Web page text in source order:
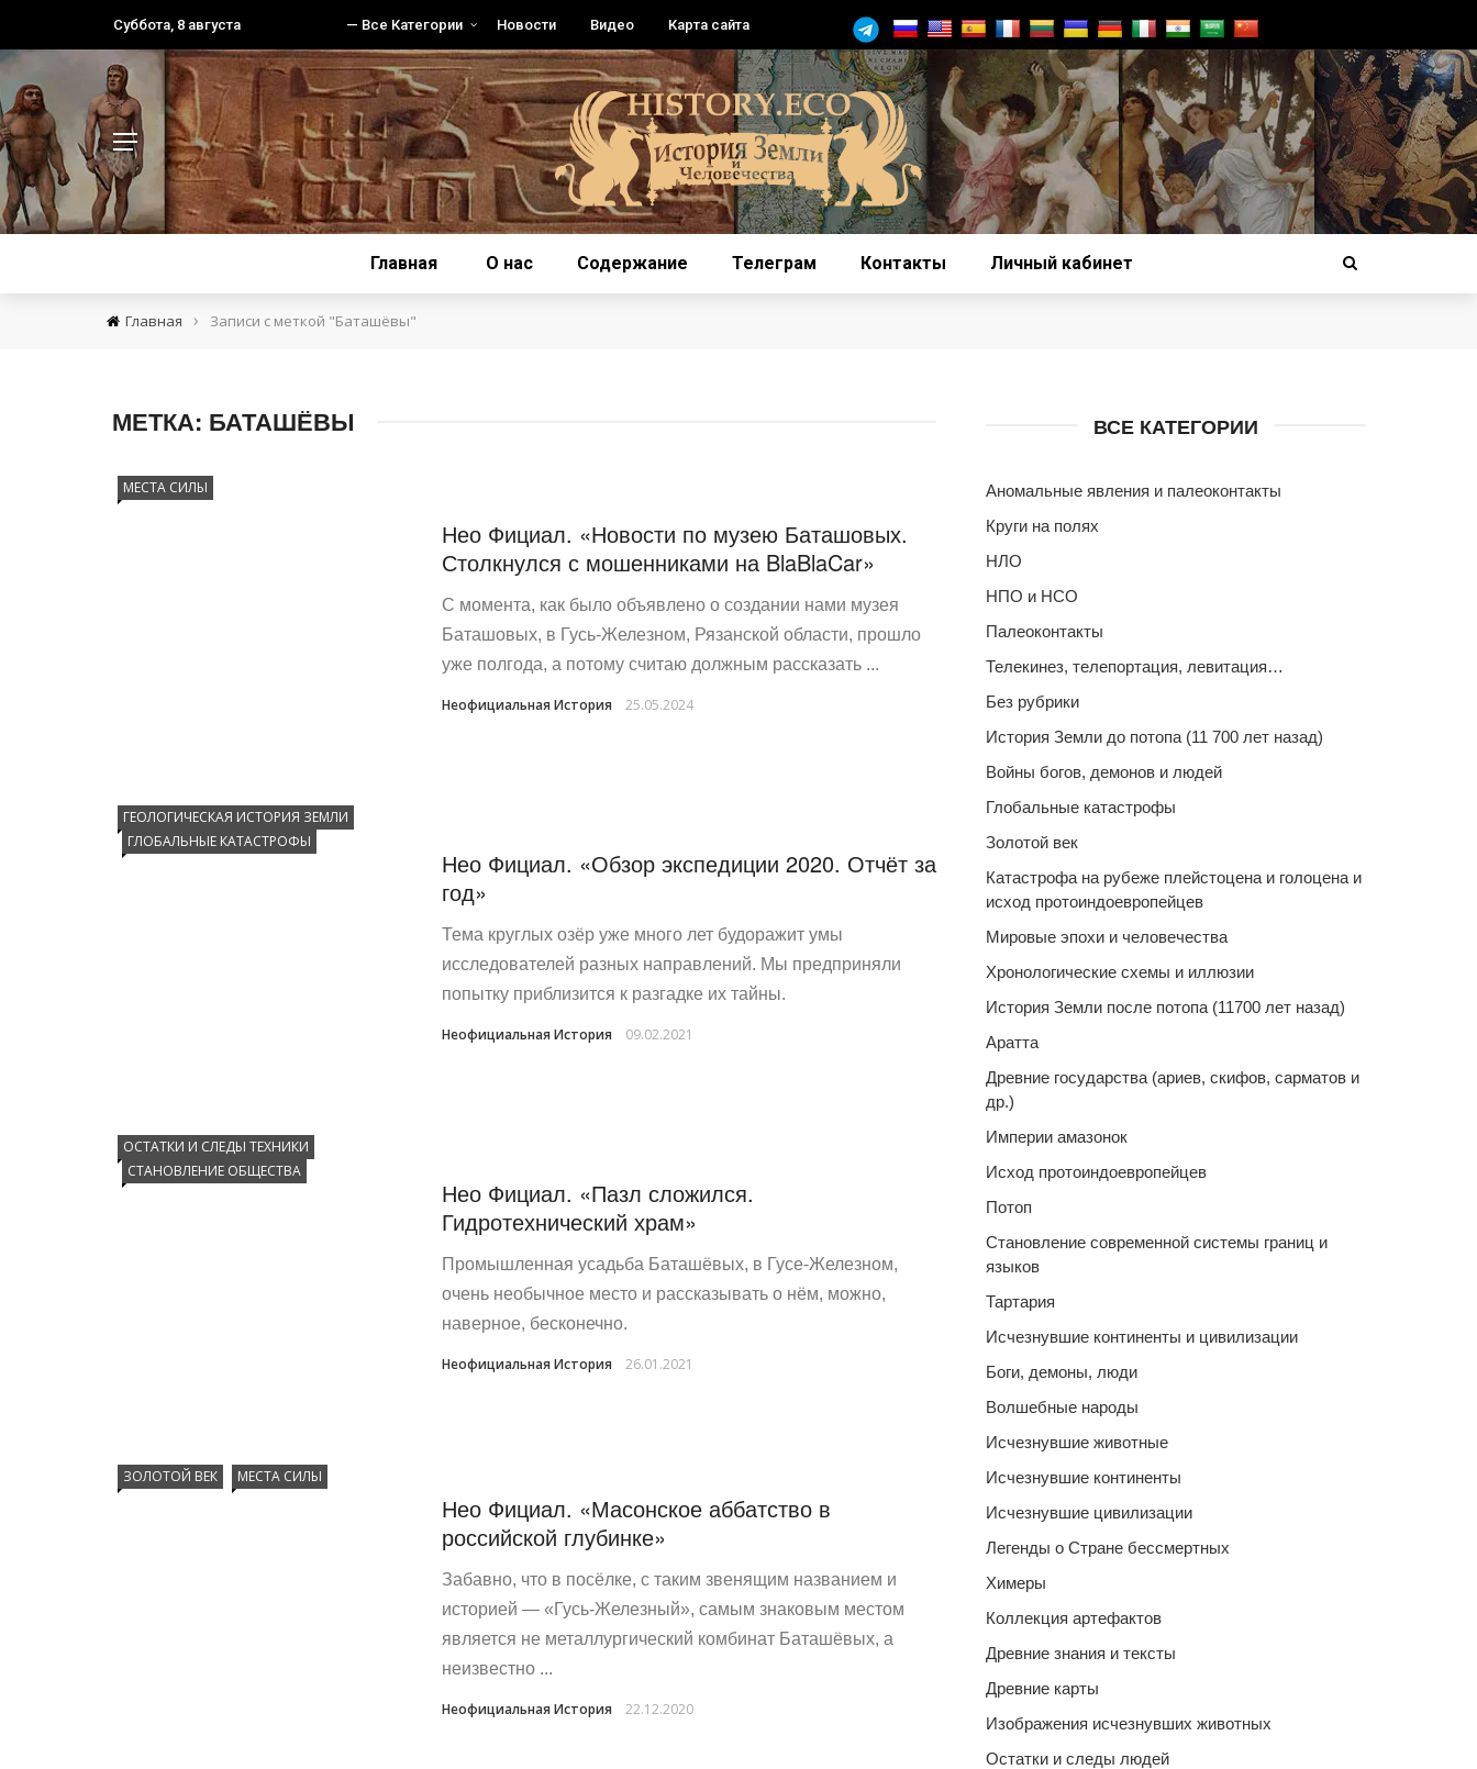
Суббота, 8 августа — Все Категории Новости Видео Карта сайта
Главная О нас Содержание Телеграм Контакты Личный кабинет
Главная › Записи с меткой "Баташёвы"
МЕТКА: БАТАШЁВЫ
МЕСТА СИЛЫ
Нео Фициал. «Новости по музею Баташовых.
Столкнулся с мошенниками на BlaBlaCar»
С момента, как было объявлено о создании нами музея
Баташовых, в Гусь-Железном, Рязанской области, прошло
уже полгода, а потому считаю должным рассказать ...
Неофициальная История 25.05.2024
ГЕОЛОГИЧЕСКАЯ ИСТОРИЯ ЗЕМЛИ
ГЛОБАЛЬНЫЕ КАТАСТРОФЫ
Нео Фициал. «Обзор экспедиции 2020. Отчёт за
год»
Тема круглых озёр уже много лет будоражит умы
исследователей разных направлений. Мы предприняли
попытку приблизится к разгадке их тайны.
Неофициальная История 09.02.2021
ОСТАТКИ И СЛЕДЫ ТЕХНИКИ
СТАНОВЛЕНИЕ ОБЩЕСТВА
Нео Фициал. «Пазл сложился.
Гидротехнический храм»
Промышленная усадьба Баташёвых, в Гусе-Железном,
очень необычное место и рассказывать о нём, можно,
наверное, бесконечно.
Неофициальная История 26.01.2021
ЗОЛОТОЙ ВЕК МЕСТА СИЛЫ
Нео Фициал. «Масонское аббатство в
российской глубинке»
Забавно, что в посёлке, с таким звенящим названием и
историей — «Гусь-Железный», самым знаковым местом
является не металлургический комбинат Баташёвых, а
неизвестно ...
Неофициальная История 22.12.2020
ВСЕ КАТЕГОРИИ
Аномальные явления и палеоконтакты
Круги на полях
НЛО
НПО и НСО
Палеоконтакты
Телекинез, телепортация, левитация…
Без рубрики
История Земли до потопа (11 700 лет назад)
Войны богов, демонов и людей
Глобальные катастрофы
Золотой век
Катастрофа на рубеже плейстоцена и голоцена и
исход протоиндоевропейцев
Мировые эпохи и человечества
Хронологические схемы и иллюзии
История Земли после потопа (11700 лет назад)
Аратта
Древние государства (ариев, скифов, сарматов и
др.)
Империи амазонок
Исход протоиндоевропейцев
Потоп
Становление современной системы границ и
языков
Тартария
Исчезнувшие континенты и цивилизации
Боги, демоны, люди
Волшебные народы
Исчезнувшие животные
Исчезнувшие континенты
Исчезнувшие цивилизации
Легенды о Стране бессмертных
Химеры
Коллекция артефактов
Древние знания и тексты
Древние карты
Изображения исчезнувших животных
Остатки и следы людей